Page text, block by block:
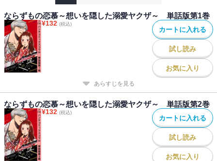
ならずもの恋慕～想いを隠した溺愛ヤクザ～ 単話版第1巻
¥132 (税込)
カートに入れる
試し読み
お気に入り
あらすじを見る
ならずもの恋慕～想いを隠した溺愛ヤクザ～ 単話版第2巻
¥132 (税込)
カートに入れる
試し読み
お気に入り